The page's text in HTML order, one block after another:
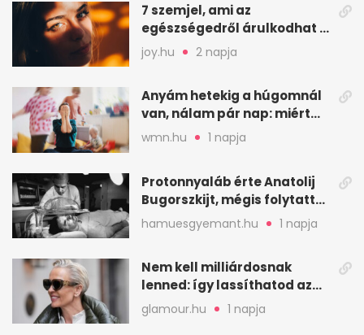
7 szemjel, ami az
egészségedről árulkodhat –
erre figyelj oda
joy.hu 2 napja
Anyám hetekig a húgomnál
van, nálam pár nap: miért
fáj ennyire?
wmn.hu 1 napja
Protonnyaláb érte Anatolij
Bugorszkijt, mégis folytatta
a munkát
hamuesgyemant.hu 1 napja
Nem kell milliárdosnak
lenned: így lassíthatod az
öregedést a biológus szerint
glamour.hu 1 napja